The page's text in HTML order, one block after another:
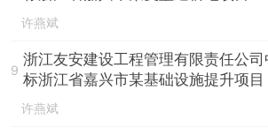
许燕斌
9
浙江友安建设工程管理有限责任公
标浙江省嘉兴市某基础设施提升项目
许燕斌